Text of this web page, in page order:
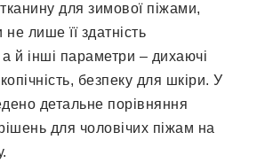
для зимової піжами,
лише її здатність
й інші параметри – дихаючі
безпеку для шкіри. У
детальне порівняння
для чоловічих піжам на